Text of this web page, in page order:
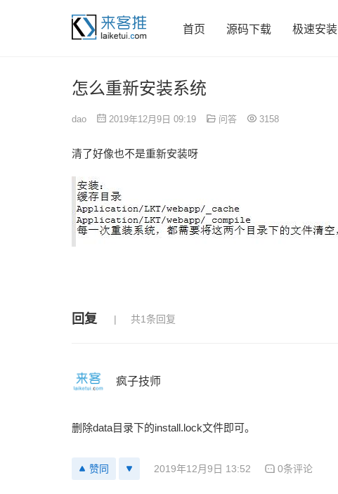
首页 源码下载 极速安装
怎么重新安装系统
dao 2019年12月9日 09:19 问答 3158
清了好像也不是重新安装呀
回复 共1条回复
疯子技师
删除data目录下的install.lock文件即可。
赞同 2019年12月9日 13:52 0条评论